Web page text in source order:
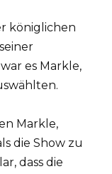
königlichen
es Markle,
Markle,
die Show zu
dass die